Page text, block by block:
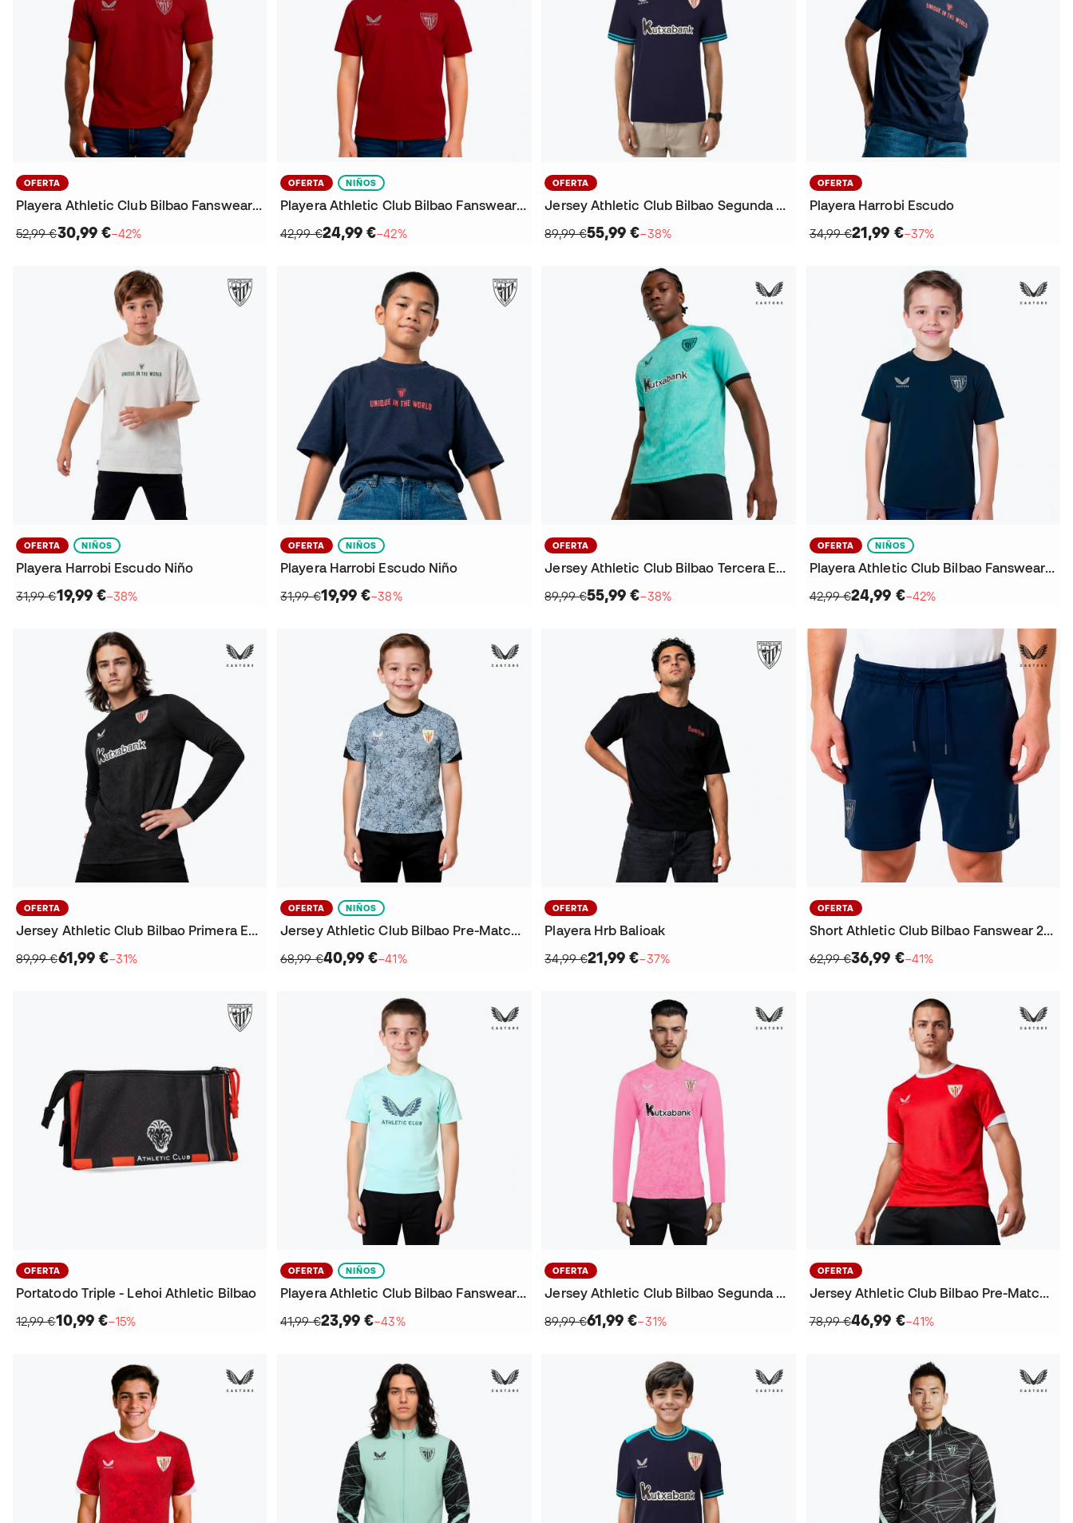
OFERTA
Playera Athletic Club Bilbao Fanswear 2025-2026
52,99 €30,99 €−42%
OFERTA NIÑOS
Playera Athletic Club Bilbao Fanswear 2025-2026 Niño
42,99 €24,99 €−42%
OFERTA
Jersey Athletic Club Bilbao Segunda Equipación 2025-2026
89,99 €55,99 €−38%
OFERTA
Playera Harrobi Escudo
34,99 €21,99 €−37%
OFERTA NIÑOS
Playera Harrobi Escudo Niño
31,99 €19,99 €−38%
OFERTA NIÑOS
Playera Harrobi Escudo Niño
31,99 €19,99 €−38%
OFERTA
Jersey Athletic Club Bilbao Tercera Equipación 2025-2026
89,99 €55,99 €−38%
OFERTA NIÑOS
Playera Athletic Club Bilbao Fanswear 2025-2026 Niño
42,99 €24,99 €−42%
OFERTA
Jersey Athletic Club Bilbao Primera Equipación Portero M/L 2025-2026
89,99 €61,99 €−31%
OFERTA NIÑOS
Jersey Athletic Club Bilbao Pre-Match 2025-2026 Niño
68,99 €40,99 €−41%
OFERTA
Playera Hrb Balioak
34,99 €21,99 €−37%
OFERTA
Short Athletic Club Bilbao Fanswear 2025-2026
62,99 €36,99 €−41%
OFERTA
Portatodo Triple - Lehoi Athletic Bilbao
12,99 €10,99 €−15%
OFERTA NIÑOS
Playera Athletic Club Bilbao Fanswear 2025-2026 Niño
41,99 €23,99 €−43%
OFERTA
Jersey Athletic Club Bilbao Segunda Equipación Portero M/L 2025-2026
89,99 €61,99 €−31%
OFERTA
Jersey Athletic Club Bilbao Pre-Match 2025-2026
78,99 €46,99 €−41%